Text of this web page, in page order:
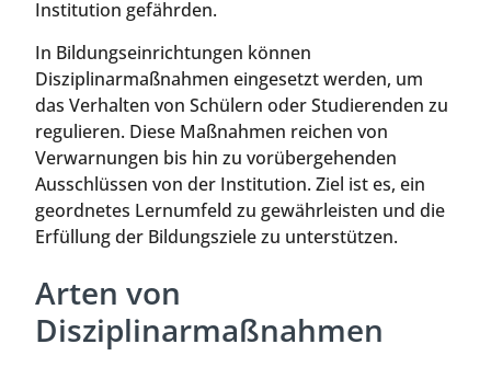
Institution gefährden.
In Bildungseinrichtungen können
Disziplinarmaßnahmen eingesetzt werden, um
das Verhalten von Schülern oder Studierenden zu
regulieren. Diese Maßnahmen reichen von
Verwarnungen bis hin zu vorübergehenden
Ausschlüssen von der Institution. Ziel ist es, ein
geordnetes Lernumfeld zu gewährleisten und die
Erfüllung der Bildungsziele zu unterstützen.
Arten von
Disziplinarmaßnahmen